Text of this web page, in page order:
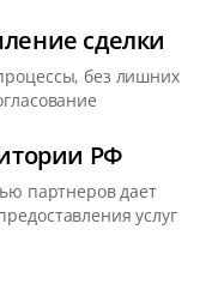
сделки
без лишних
РФ
партнеров дает
услуг